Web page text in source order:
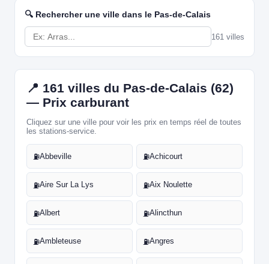
🔍 Rechercher une ville dans le Pas-de-Calais
161 villes
📍 161 villes du Pas-de-Calais (62)
— Prix carburant
Cliquez sur une ville pour voir les prix en temps réel de toutes
les stations-service.
⛽Abbeville ⛽Achicourt
⛽Aire Sur La Lys ⛽Aix Noulette
⛽Albert ⛽Alincthun
⛽Ambleteuse ⛽Angres